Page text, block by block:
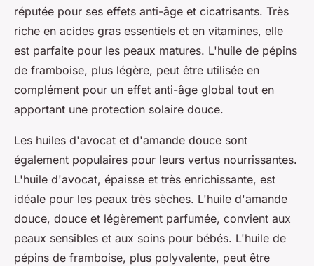
réputée pour ses effets anti-âge et cicatrisants. Très
riche en acides gras essentiels et en vitamines, elle
est parfaite pour les peaux matures. L'huile de pépins
de framboise, plus légère, peut être utilisée en
complément pour un effet anti-âge global tout en
apportant une protection solaire douce.
Les huiles d'avocat et d'amande douce sont
également populaires pour leurs vertus nourrissantes.
L'huile d'avocat, épaisse et très enrichissante, est
idéale pour les peaux très sèches. L'huile d'amande
douce, douce et légèrement parfumée, convient aux
peaux sensibles et aux soins pour bébés. L'huile de
pépins de framboise, plus polyvalente, peut être